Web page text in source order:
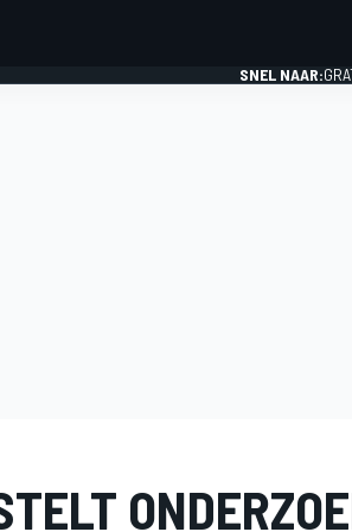
SNEL NAAR: